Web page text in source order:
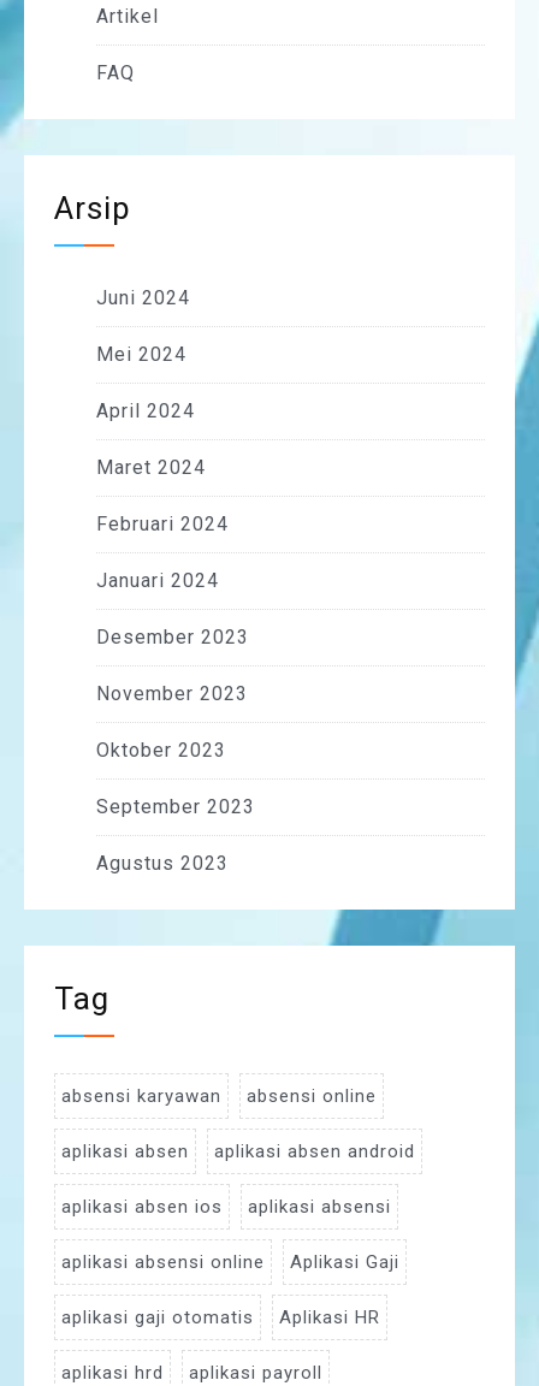
Artikel
FAQ
Arsip
Juni 2024
Mei 2024
April 2024
Maret 2024
Februari 2024
Januari 2024
Desember 2023
November 2023
Oktober 2023
September 2023
Agustus 2023
Tag
absensi karyawan absensi online
aplikasi absen aplikasi absen android
aplikasi absen ios aplikasi absensi
aplikasi absensi online Aplikasi Gaji
aplikasi gaji otomatis Aplikasi HR
aplikasi hrd aplikasi payroll